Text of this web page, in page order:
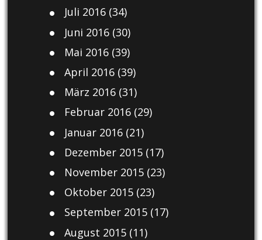
Juli 2016(34)
Juni 2016(30)
Mai 2016(39)
April 2016(39)
März 2016(31)
Februar 2016(29)
Januar 2016(21)
Dezember 2015(17)
November 2015(23)
Oktober 2015(23)
September 2015(17)
August 2015(11)